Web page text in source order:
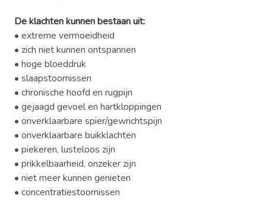
De klachten kunnen bestaan uit:
• extreme vermoeidheid
• zich niet kunnen ontspannen
• hoge bloeddruk
• slaapstoornissen
• chronische hoofd en rugpijn
• gejaagd gevoel en hartkloppingen
• onverklaarbare spier/gewrichtspijn
• onverklaarbare buikklachten
• piekeren, lusteloos zijn
• prikkelbaarheid, onzeker zijn
• niet meer kunnen genieten
• concentratiestoornissen